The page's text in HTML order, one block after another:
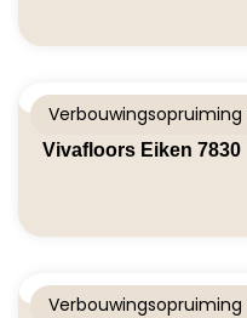
Vivafloors Eiken 7830